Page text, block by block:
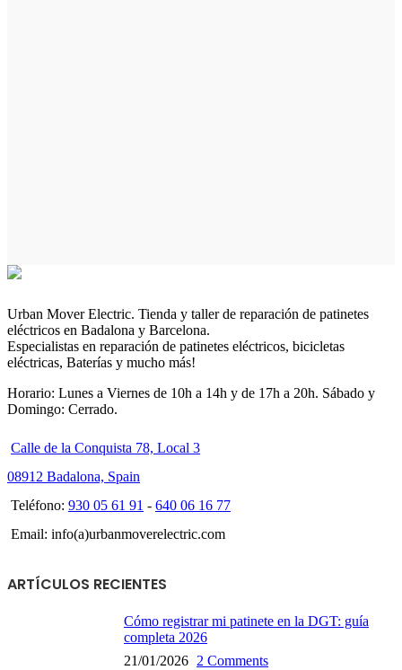
Urban Mover Electric. Tienda y taller de reparación de patinetes
eléctricos en Badalona y Barcelona.
Especialistas en reparación de patinetes eléctricos, bicicletas
eléctricas, Baterías y mucho más!
Horario: Lunes a Viernes de 10h a 14h y de 17h a 20h. Sábado y
Domingo: Cerrado.
Calle de la Conquista 78, Local 3
08912 Badalona, Spain
Teléfono: 930 05 61 91 - 640 06 16 77
Email: info(a)urbanmoverelectric.com
ARTÍCULOS RECIENTES
Cómo registrar mi patinete en la DGT: guía
completa 2026
21/01/2026 2 Comments